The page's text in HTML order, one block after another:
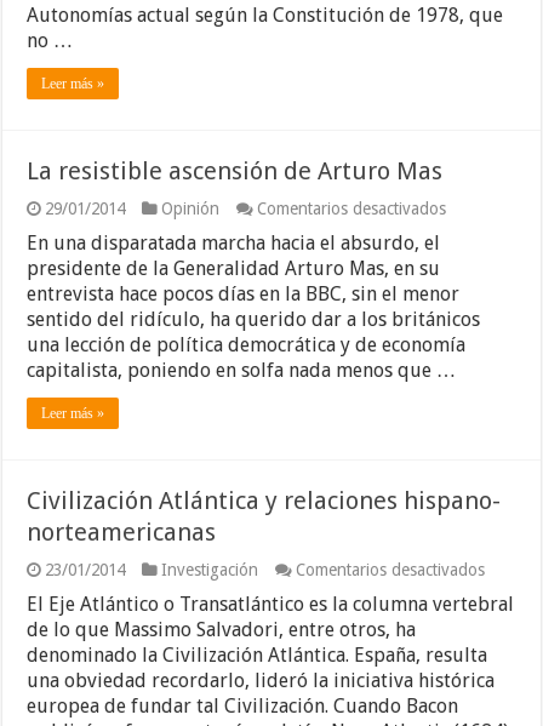
americano)
Autonomías actual según la Constitución de 1978, que
no …
Leer más »
La resistible ascensión de Arturo Mas
29/01/2014 Opinión Comentarios desactivadosen
de
Arturo
Mas
En una disparatada marcha hacia el absurdo, el
presidente de la Generalidad Arturo Mas, en su
entrevista hace pocos días en la BBC, sin el menor
sentido del ridículo, ha querido dar a los británicos
una lección de política democrática y de economía
capitalista, poniendo en solfa nada menos que …
Leer más »
Civilización Atlántica y relaciones hispano-
norteamericanas
23/01/2014 Investigación Comentarios desactivadosen
El Eje Atlántico o Transatlántico es la columna vertebral
de lo que Massimo Salvadori, entre otros, ha
denominado la Civilización Atlántica. España, resulta
una obviedad recordarlo, lideró la iniciativa histórica
europea de fundar tal Civilización. Cuando Bacon